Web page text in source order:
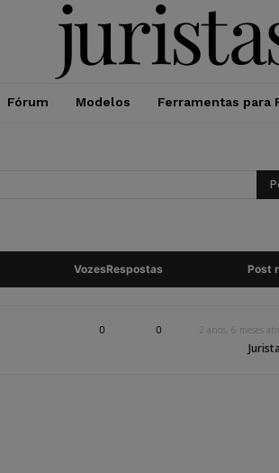
Fórum Modelos Ferramentas para
VozesRespostas Post
0 0 2 anos, 6 meses